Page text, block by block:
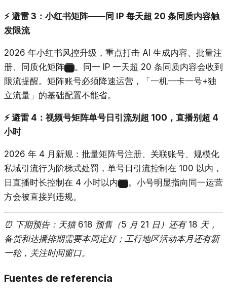
⚡ 避雷 3：小红书矩阵——同 IP 每天超 20 条同质内容触
发限流
2026 年小红书风控升级，重点打击 AI 生成内容、批量注
册、同质化矩阵
。同一 IP 一天超 20 条同质内容会收到
限流提醒。矩阵账号必须降速运营，「一机一卡一号+独
立流量」的基础配置不能省。
⚡ 避雷 4：视频号矩阵单号日引流别超 100，直播别超 4
小时
2026 年 4 月新规：批量矩阵号注册、关联账号、规模化
私域引流行为阶梯式处罚，单号日引流控制在 100 以内，
日直播时长控制在 4 小时以内
。小号明显指向同一运营
方会被直接判违规。
⏰ 下期预告：天猫 618 预售（5 月 21 日）还有 18 天，
备货和达播排期需要本周定好；工行地区活动本月还有新
一轮，关注时间窗口。
Fuentes de referencia